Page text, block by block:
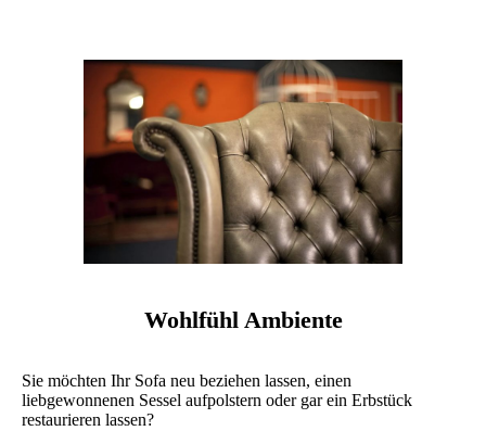
Wohlfühl Ambiente
Sie möchten Ihr Sofa neu beziehen lassen, einen
liebgewonnenen Sessel aufpolstern oder gar ein Erbstück
restaurieren lassen?